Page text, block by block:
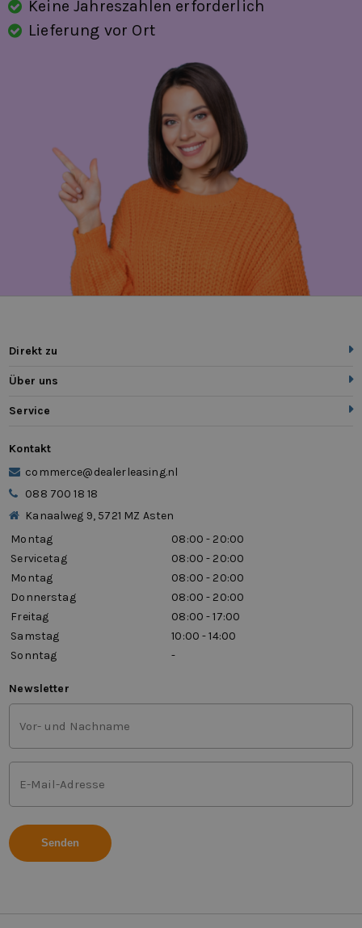
Keine Jahreszahlen erforderlich
Lieferung vor Ort
Direkt zu
Über uns
Service
Kontakt
commerce@dealerleasing.nl
088 700 18 18
Kanaalweg 9, 5721 MZ Asten
Montag
08:00 - 20:00
Servicetag
08:00 - 20:00
Montag
08:00 - 20:00
Donnerstag
08:00 - 20:00
Freitag
08:00 - 17:00
Samstag
10:00 - 14:00
Sonntag
-
Newsletter
Vor-
und
Nachname
(Erforderlich)
E-
Mail-
Adresse
(Erforderlich)